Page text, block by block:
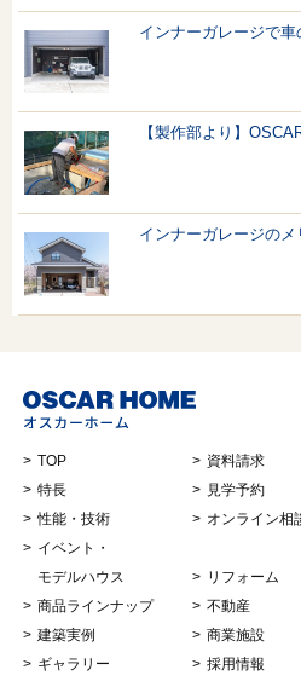
インナーガレージで
【製作部より】
インナーガレージの
TOP
特長
性能・技術
イベント・
モデルハウス
商品ラインナップ
建築実例
ギャラリー
資料請求
見学予約
オンライン相
リフォーム
不動産
商業施設
採用情報